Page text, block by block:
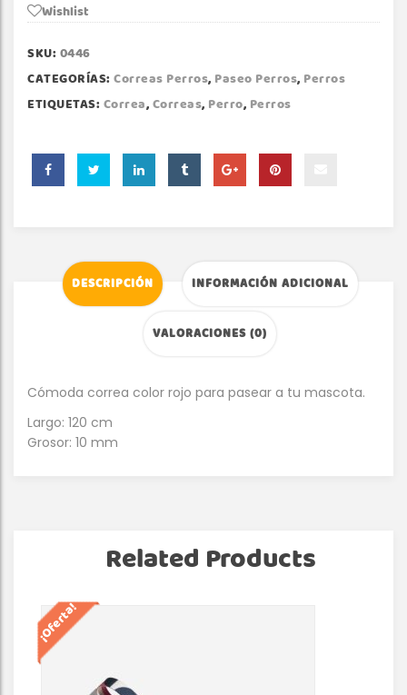
Wishlist
SKU: 0446
CATEGORÍAS: Correas Perros, Paseo Perros, Perros
ETIQUETAS: Correa,Correas, Perro, Perros
DESCRIPCIÓN INFORMACIÓN ADICIONAL
VALORACIONES (0)
Cómoda correa color rojo para pasear a tu mascota.
Largo: 120 cm
Grosor: 10 mm
Related Products
¡Oferta!